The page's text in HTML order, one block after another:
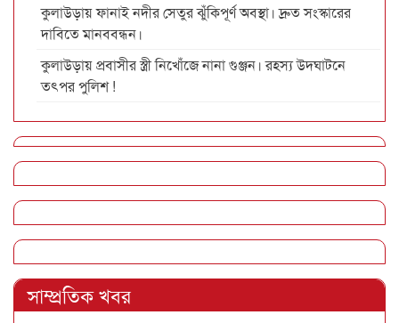
কুলাউড়ায় ফানাই নদীর সেতুর ঝুঁকিপূর্ণ অবস্থা। দ্রুত সংস্কারের
দাবিতে মানববন্ধন।
কুলাউড়ায় প্রবাসীর স্ত্রী নিখোঁজে নানা গুঞ্জন। রহস্য উদঘাটনে
তৎপর পুলিশ !
সাম্প্রতিক খবর